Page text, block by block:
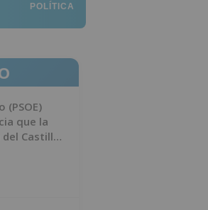
POLÍTICA
(PSOE)
que la
Castillo